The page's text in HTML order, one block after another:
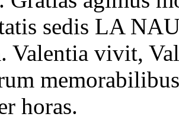
sedis LA
Valentia vivit,
horas.